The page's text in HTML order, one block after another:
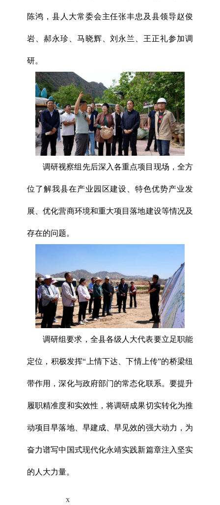
陈鸿，县人大常委会主任张丰忠及县领导赵俊
岩、郝永珍、马晓辉、刘永兰、王正礼参加调
研。
调研视察组先后深入各重点项目现场，全方
位了解我县在产业园区建设、特色优势产业发
展、优化营商环境和重大项目落地建设等情况及
存在的问题。
调研组要求，全县各级人大代表要立足职能
定位，积极发挥“上情下达、下情上传”的桥梁纽
带作用，深化与政府部门的常态化联系。要提升
履职精准度和实效性，将调研成果切实转化为推
动项目早落地、早建成、早见效的强大动力，为
奋力谱写中国式现代化永靖实践新篇章注入坚实
的人大力量。
x